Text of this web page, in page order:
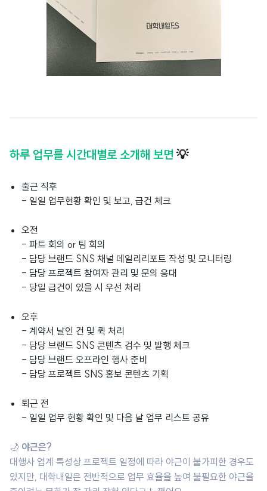
하루 업무를 시간대별로 소개해 보면 💡
출근 직후
- 일일 업무현황 확인 및 보고, 급건 체크
오전
- 파트 회의 or 팀 회의
- 담당 브랜드 SNS 채널 데일리리포트 작성 및 모니터링
- 담당 프로젝트 참여자 관리 및 문의 응대
- 당일 급건이 있을 시 우선 처리
오후
- 계약서 날인 건 및 퀵 처리
- 담당 브랜드 SNS 콘텐츠 검수 및 발행 체크
- 담당 브랜드 오프라인 행사 준비
- 담당 프로젝트 SNS 홍보 콘텐츠 기획
퇴근 전
- 일일 업무 현황 확인 및 다음 날 업무 리스트 공유
🌙 야근은?
대행사 업계 특성상 프로젝트 일정에 따라 야근이 불가피한 경우도
있지만, 대학내일은 전반적으로 업무 효율을 높여 불필요한 야근을